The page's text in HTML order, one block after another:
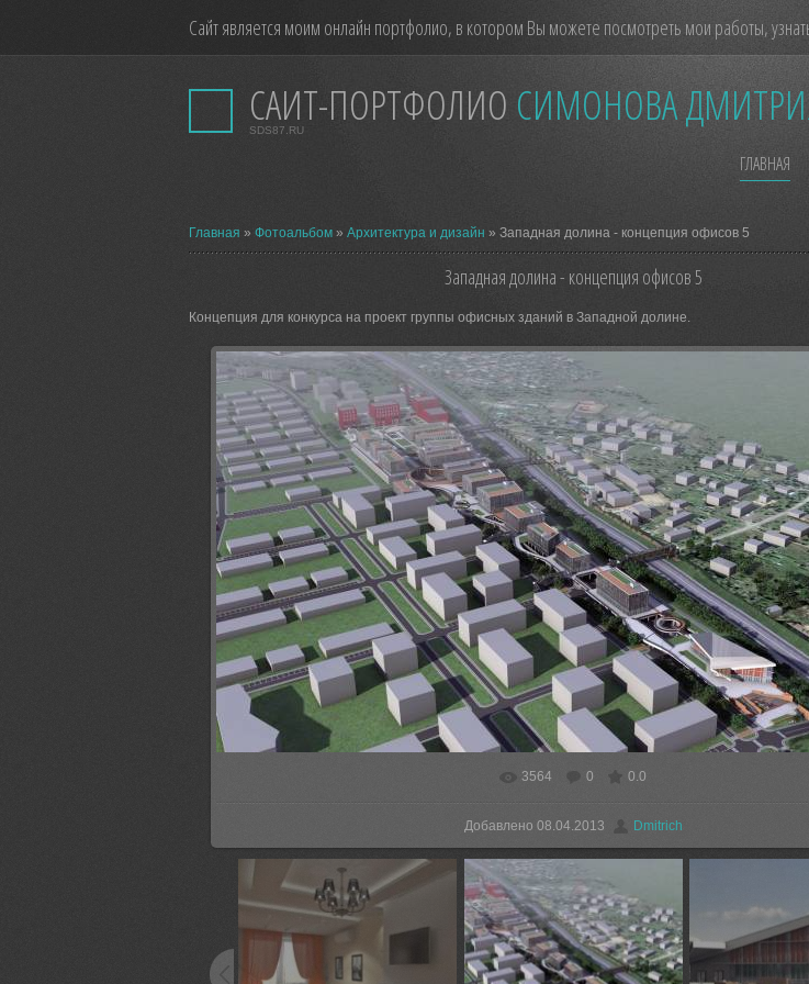
Сайт является моим онлайн портфолио, в котором Вы можете посмотреть мои работы,
САЙТ-ПОРТФОЛИО СИМОНОВА
SDS87.RU
ГЛАВНАЯ
Главная » Фотоальбом » Архитектура и дизайн » Западная долина - концепция офисов 5
Западная долина - концепция офисов 5
Концепция для конкурса на проект группы офисных зданий в Западной долине.
В реальном размере 1280x720
3564 0 0.0
Добавлено 08.04.2013 Dmitrich